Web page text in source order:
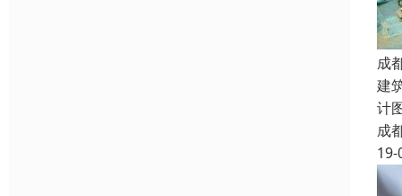
成
建
计
成
19-